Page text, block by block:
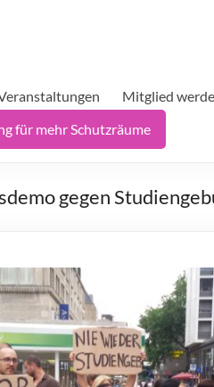
Mitglied
für mehr Schutzräume
gegen